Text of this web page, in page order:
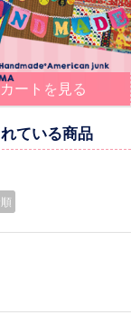
カートを見る
ている商品